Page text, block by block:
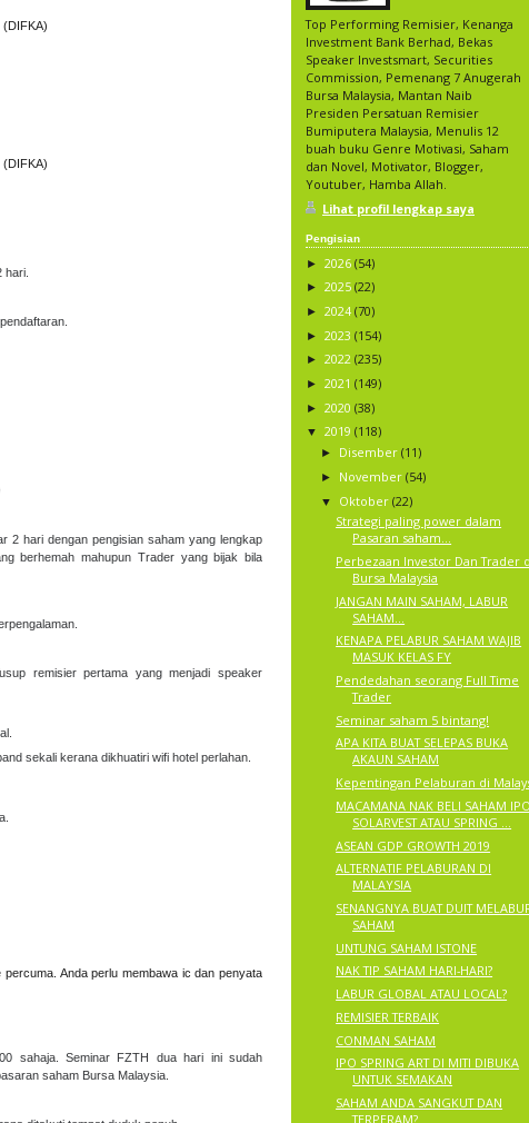
(DIFKA)
(DIFKA)
hari.
2 hari dengan pengisian saham yang lengkap
berhemah mahupun Trader yang bijak bila
remisier pertama yang menjadi speaker
sekali kerana dikhuatiri wifi hotel perlahan.
Anda perlu membawa ic dan penyata
sahaja. Seminar FZTH dua hari ini sudah
saham Bursa Malaysia.
Top Performing Remisier, Kenanga
Investment Bank Berhad, Bekas
Speaker Investsmart, Securities
Commission, Pemenang 7 Anugerah
Bursa Malaysia, Mantan Naib
Presiden Persatuan Remisier
Bumiputera Malaysia, Menulis 12
buah buku Genre Motivasi, Saham
dan Novel, Motivator, Blogger,
Youtuber, Hamba Allah.
Lihat profil lengkap saya
Pengisian
► 2026 (54)
► 2025 (22)
► 2024 (70)
► 2023 (154)
► 2022 (235)
► 2021 (149)
► 2020 (38)
▼ 2019 (118)
► Disember (11)
► November (54)
▼ Oktober (22)
Strategi paling power dalam
Pasaran saham...
Perbezaan Investor Dan Trader
Bursa Malaysia
JANGAN MAIN SAHAM, LABUR
SAHAM...
KENAPA PELABUR SAHAM WAJIB
MASUK KELAS FY
Pendedahan seorang Full Time
Trader
Seminar saham 5 bintang!
APA KITA BUAT SELEPAS BUKA
AKAUN SAHAM
Kepentingan Pelaburan di
MACAMANA NAK BELI SAHAM IPO
SOLARVEST ATAU SPRING ...
ASEAN GDP GROWTH 2019
ALTERNATIF PELABURAN DI
MALAYSIA
SENANGNYA BUAT DUIT
SAHAM
UNTUNG SAHAM ISTONE
NAK TIP SAHAM HARI-HARI?
LABUR GLOBAL ATAU LOCAL?
REMISIER TERBAIK
CONMAN SAHAM
IPO SPRING ART DI MITI DIBUKA
UNTUK SEMAKAN
SAHAM ANDA SANGKUT DAN
TERPERAM?